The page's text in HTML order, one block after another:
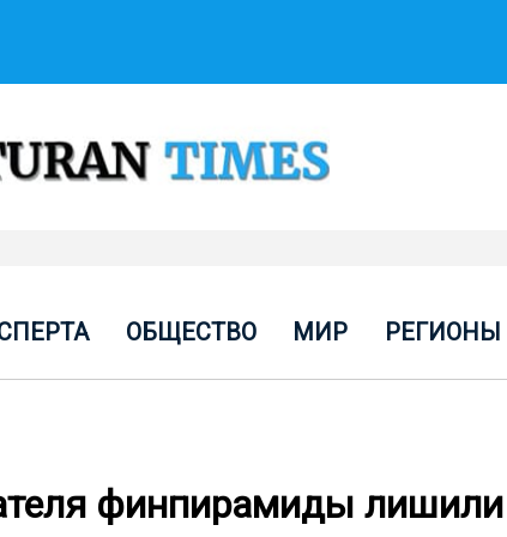
ОБЩЕСТВО МИР РЕГИОНЫ
финпирамиды лишили